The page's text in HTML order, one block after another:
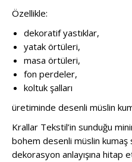
Özellikle:
dekoratif yastıklar,
yatak örtüleri,
masa örtüleri,
fon perdeler,
koltuk şalları
üretiminde desenli müslin
Krallar Tekstil’in sunduğu
bohem desenli müslin
dekorasyon anlayışına hitap